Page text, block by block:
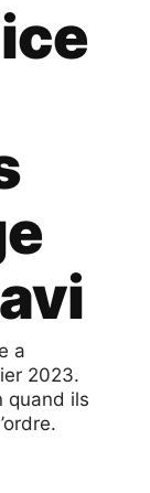
a
2023.
quand ils